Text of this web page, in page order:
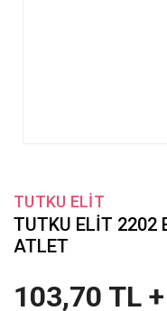
TUTKU ELİT
TUTKU ELİT 2202
ATLET
103,70 TL